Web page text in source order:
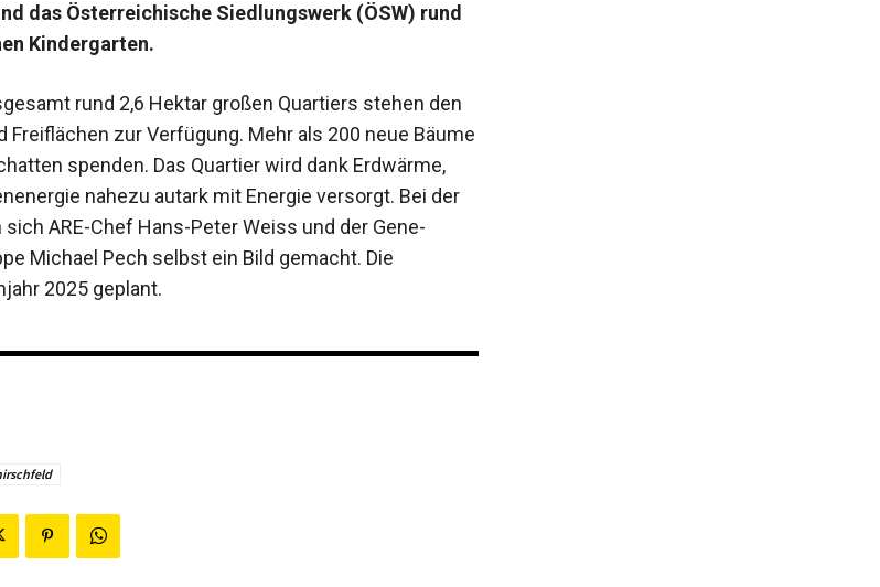
das Österreichische Siedlungswerk (ÖSW) rund
Kindergarten.
rund 2,6 Hektar großen Quartiers stehen den
Freiflächen zur Verfügung. Mehr als 200 neue Bäume
spenden. Das Quartier wird dank Erdwärme,
nahezu autark mit Energie versorgt. Bei der
ARE-Chef Hans-Peter Weiss und der Gene­
­Michael Pech selbst ein Bild ­gemacht. Die
2025 ­geplant.